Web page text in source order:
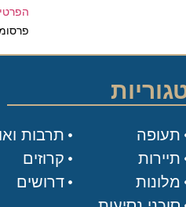
הפרטיות
תרבות ואוכל
קרוזים
דרושים